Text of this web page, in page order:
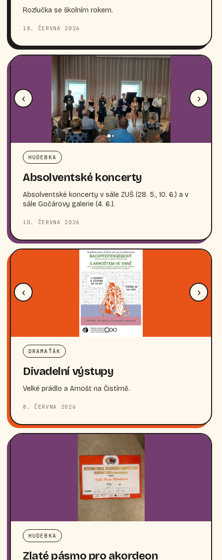
Rozlučka se školním rokem.
18. ČERVNA 2026
‹ ›
HUDEBKA
Absolventské koncerty
Absolventské koncerty v sále ZUŠ (28. 5., 10. 6.) a v
sále Gočárovy galerie (4. 6.).
10. ČERVNA 2026
‹ ›
DRAMAŤÁK
Divadelní výstupy
Velké prádlo a Arnošt na Čistírně.
8. ČERVNA 2026
HUDEBKA
Zlaté pásmo pro akordeon